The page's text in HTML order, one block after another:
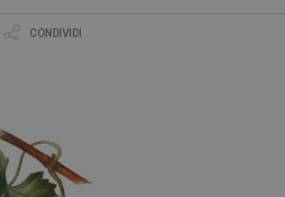
CONDIVIDI